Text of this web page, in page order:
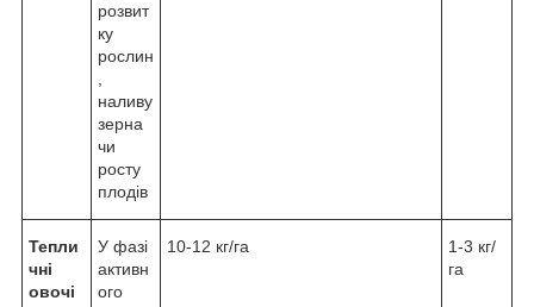
розвит
ку
рослин
,
наливу
зерна
чи
росту
плодів
Тепли
чні
овочі
У фазі
активн
ого
10-12 кг/га
1-3 кг/
га